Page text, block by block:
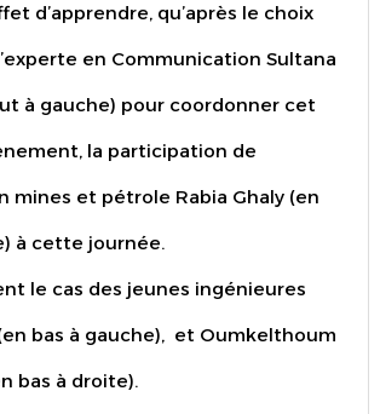
d’apprendre, qu’après le choix
en Communication Sultana
à gauche) pour coordonner cet
la participation de
mines et pétrole Rabia Ghaly (en
à cette journée.
le cas des jeunes ingénieures
bas à gauche), et Oumkelthoum
bas à droite).